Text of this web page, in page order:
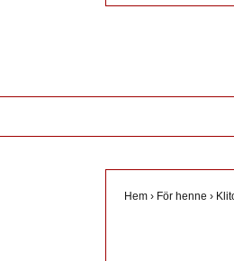
Hem › För henne ›